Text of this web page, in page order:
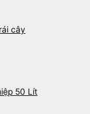
cây
50 Lít